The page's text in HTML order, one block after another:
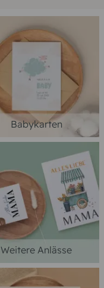
Babykarten
Weitere Anlässe